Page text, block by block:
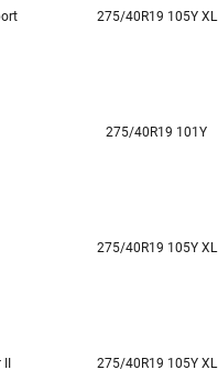
275/40R19 105Y XL
275/40R19 101Y
275/40R19 105Y XL
275/40R19 105Y XL